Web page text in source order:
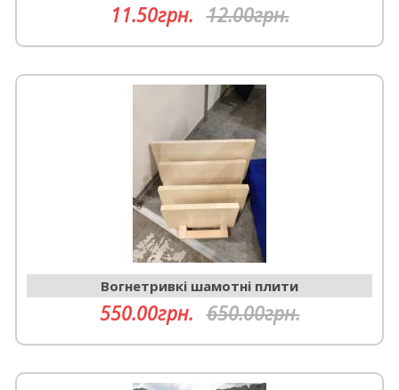
11.50грн. 12.00грн.
Вогнетривкі шамотні плити
550.00грн. 650.00грн.